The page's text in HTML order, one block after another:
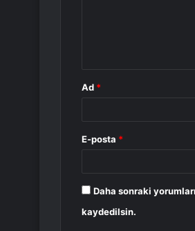
Ad *
E-posta *
Daha sonraki
kaydedilsin.